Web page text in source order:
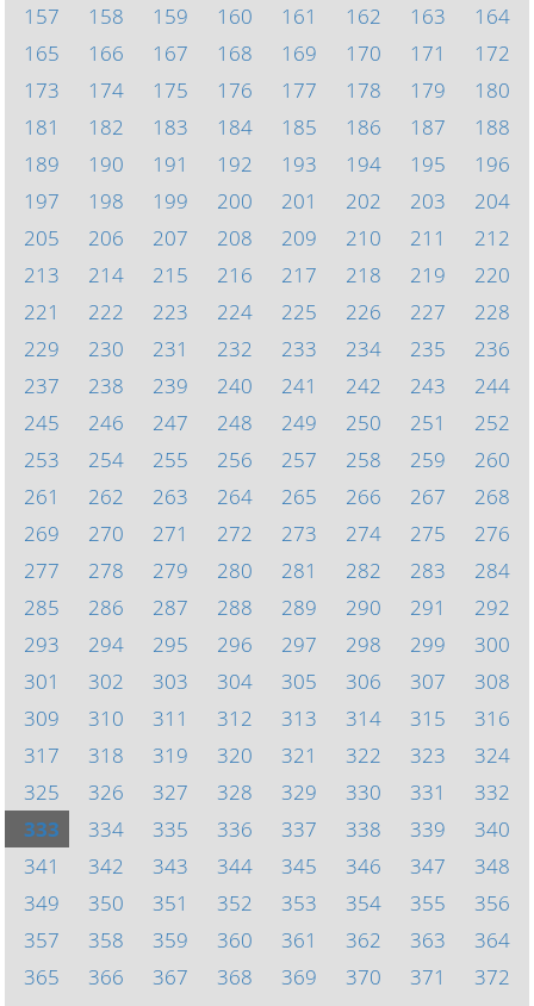
157
158 159 160 161 162 163
164
165
166 167 168 169 170 171
172
173
174 175 176 177 178 179
180
181
182 183 184 185 186 187
188
189
190 191 192 193 194 195
196
197
198 199 200 201 202 203
204
205
206 207 208 209 210 211
212
213
214 215 216 217 218 219
220
221
222 223 224 225 226 227
228
229
230 231 232 233 234 235
236
237
238 239 240 241 242 243
244
245
246 247 248 249 250 251
252
253
254 255 256 257 258 259
260
261
262 263 264 265 266 267
268
269
270 271 272 273 274 275
276
277
278 279 280 281 282 283
284
285
286 287 288 289 290 291
292
293
294 295 296 297 298 299
300
301
302 303 304 305 306 307
308
309
310 311 312 313 314 315
316
317
318 319 320 321 322 323
324
325
326 327 328 329 330 331
332
333
334 335 336 337 338 339
340
341
342 343 344 345 346 347
348
349
350 351 352 353 354 355
356
357
358 359 360 361 362 363
364
365
366 367 368 369 370 371
372